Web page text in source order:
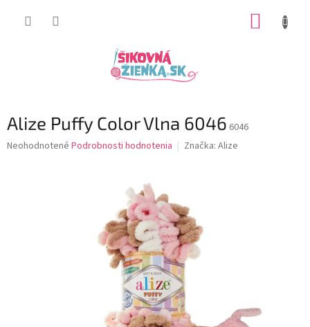
Alize Puffy Color Vlna 6046 6046
Priemerné
Neohodnotené Podrobnosti hodnotenia Značka: Alize